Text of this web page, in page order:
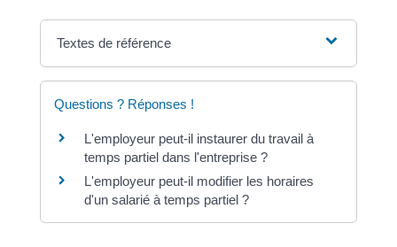
Textes de référence
Questions ? Réponses !
L'employeur peut-il instaurer du travail à
temps partiel dans l'entreprise ?
L'employeur peut-il modifier les horaires
d'un salarié à temps partiel ?